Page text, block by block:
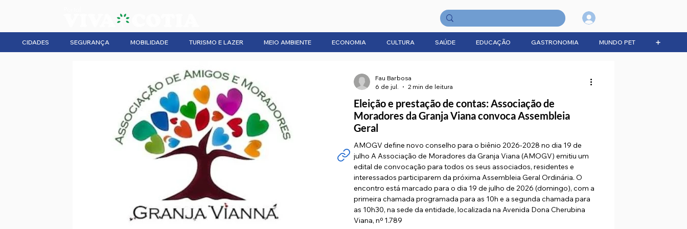
CIDADES SEGURANÇA MOBILIDADE TURISMO E LAZER MEIO AMBIENTE ECONOMIA CULTURA SAÚDE EDUCAÇÃO GASTRONOMIA MUNDO PET ➕
Eleição e prestação de contas: Associação de
Moradores da Granja Viana convoca Assembleia
Geral
AMOGV define novo conselho para o biênio 2026-2028 no dia 19 de
julho A Associação de Moradores da Granja Viana (AMOGV) emitiu um
edital de convocação para todos os seus associados, residentes e
interessados participarem da próxima Assembleia Geral Ordinária. O
encontro está marcado para o dia 19 de julho de 2026 (domingo), com a
primeira chamada programada para as 10h e a segunda chamada para
as 10h30, na sede da entidade, localizada na Avenida Dona Cherubina
Viana, nº 1.789
Fau Barbosa
6 de jul.
2 min de leitura